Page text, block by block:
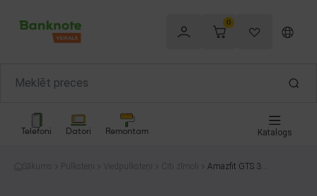
0
Telefoni Datori Remontam Katalogs
Sākums Pulksteņi Viedpulksteņi Citi zīmoli
Amazfit GTS 3